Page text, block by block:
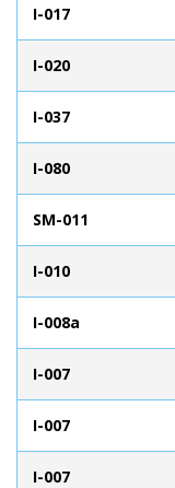
I-017
I-020
I-037
I-080
SM-011
I-010
I-008a
I-007
I-007
I-007